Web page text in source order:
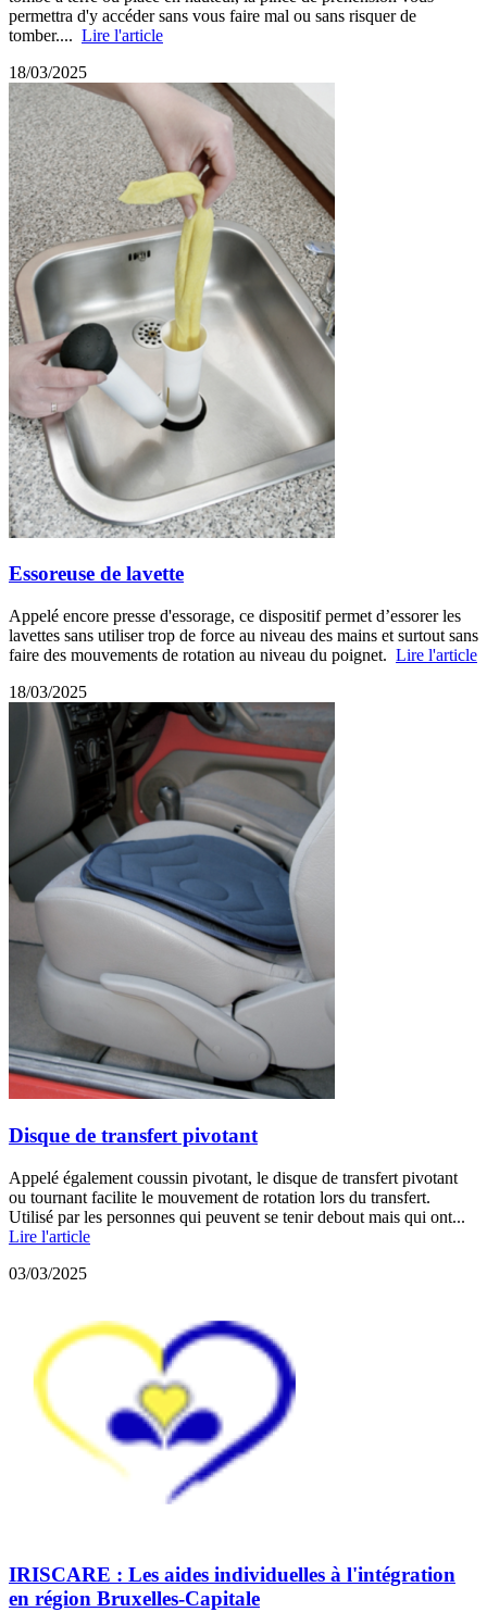
permettra d'y accéder sans vous faire mal ou sans risquer de
tomber.... Lire l'article
18/03/2025
Essoreuse de lavette
Appelé encore presse d'essorage, ce dispositif permet d’essorer les
lavettes sans utiliser trop de force au niveau des mains et surtout sans
faire des mouvements de rotation au niveau du poignet. Lire l'article
18/03/2025
Disque de transfert pivotant
Appelé également coussin pivotant, le disque de transfert pivotant
ou tournant facilite le mouvement de rotation lors du transfert.
Utilisé par les personnes qui peuvent se tenir debout mais qui ont...
Lire l'article
03/03/2025
IRISCARE : Les aides individuelles à l'intégration
en région Bruxelles-Capitale